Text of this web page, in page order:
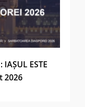
IAȘUL ESTE
2026